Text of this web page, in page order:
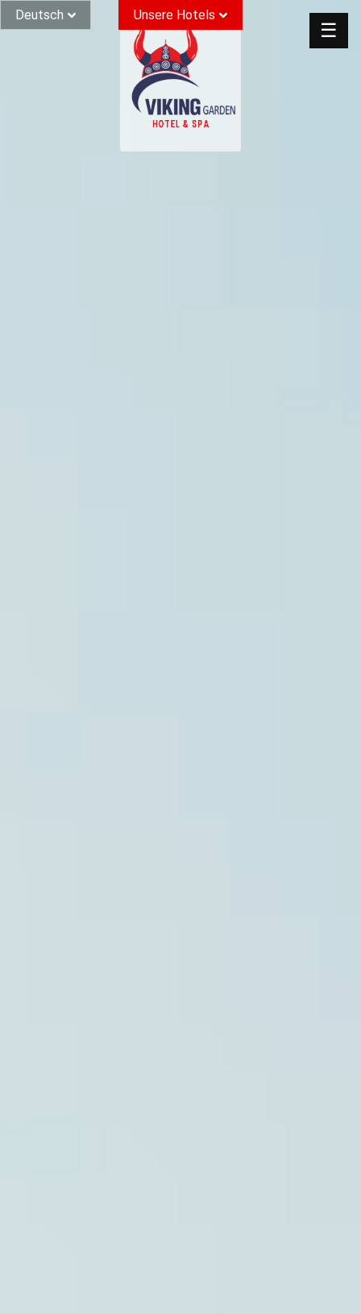
☰
Deutsch Unsere Hotels